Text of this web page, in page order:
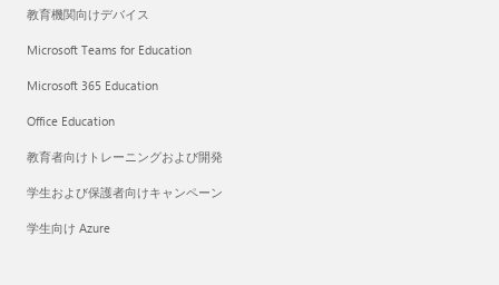
教育機関向けデバイス
Microsoft Teams for Education
Microsoft 365 Education
Office Education
教育者向けトレーニングおよび開発
学生および保護者向けキャンペーン
学生向け Azure